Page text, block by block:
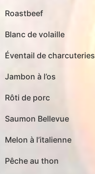
Roastbeef
Blanc de volaille
Éventail de charcuteries
Jambon à l’os
Rôti de porc
Saumon Bellevue
Melon à l’italienne
Pêche au thon